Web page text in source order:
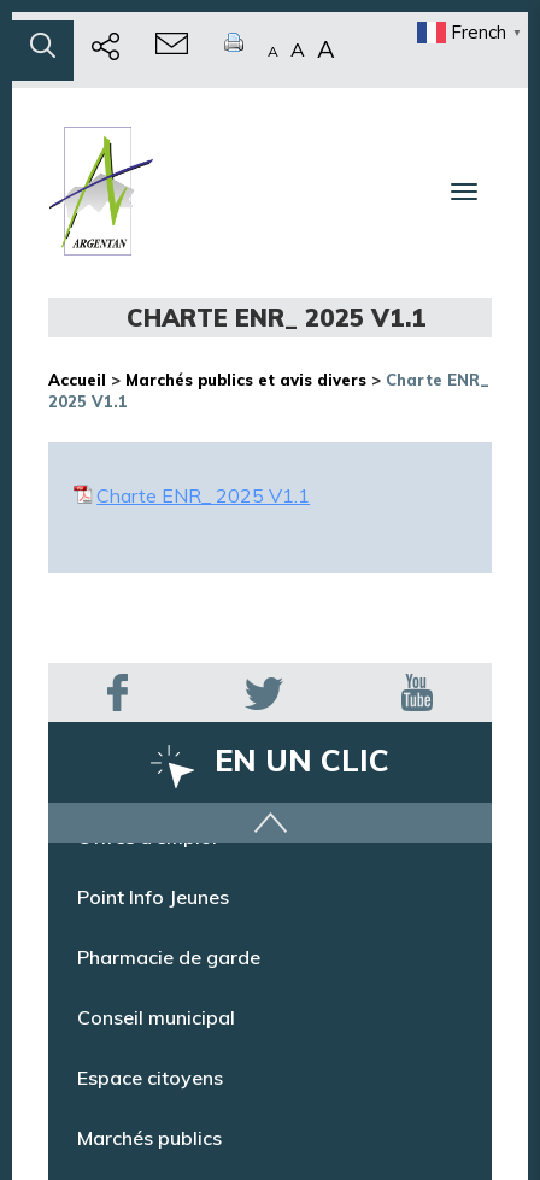
A A A
French ▼
Toggle
CHARTE ENR_ 2025 V1.1
Accueil > Marchés publics et avis divers > Charte ENR_
2025 V1.1
Charte ENR_ 2025 V1.1
EN UN CLIC